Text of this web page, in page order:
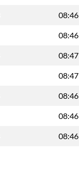
08:46
08:46
08:47
08:47
08:46
08:46
08:46